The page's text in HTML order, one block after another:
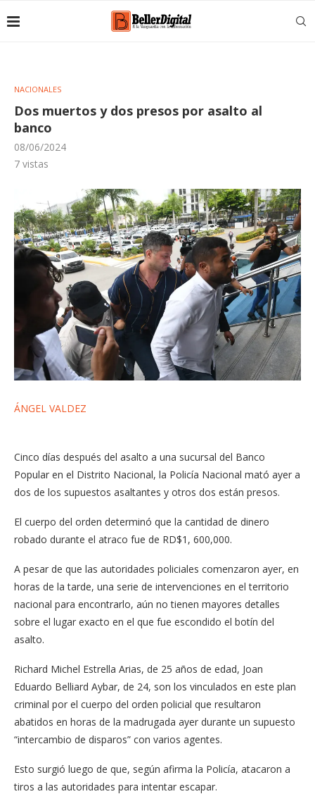
NACIONALES
Dos muertos y dos presos por asalto al
banco
08/06/2024
7 vistas
ÁNGEL VALDEZ
Cinco días después del asalto a una sucursal del Banco
Popular en el Distrito Nacional, la Policía Nacional mató ayer a
dos de los supuestos asaltantes y otros dos están presos.
El cuerpo del orden determinó que la cantidad de dinero
robado durante el atraco fue de RD$1, 600,000.
A pesar de que las autoridades policiales comenzaron ayer, en
horas de la tarde, una serie de intervenciones en el territorio
nacional para encontrarlo, aún no tienen mayores detalles
sobre el lugar exacto en el que fue escondido el botín del
asalto.
Richard Michel Estrella Arias, de 25 años de edad, Joan
Eduardo Belliard Aybar, de 24, son los vinculados en este plan
criminal por el cuerpo del orden policial que resultaron
abatidos en horas de la madrugada ayer durante un supuesto
“intercambio de disparos” con varios agentes.
Esto surgió luego de que, según afirma la Policía, atacaron a
tiros a las autoridades para intentar escapar.